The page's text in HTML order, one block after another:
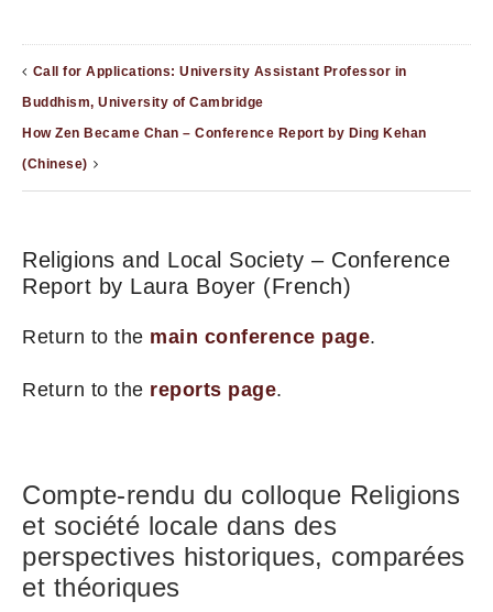
Call for Applications: University Assistant Professor in
Buddhism, University of Cambridge
How Zen Became Chan – Conference Report by Ding Kehan
(Chinese)
Religions and Local Society – Conference
Report by Laura Boyer (French)
Return to the main conference page.
Return to the reports page.
Compte-rendu du colloque Religions
et société locale dans des
perspectives historiques, comparées
et théoriques